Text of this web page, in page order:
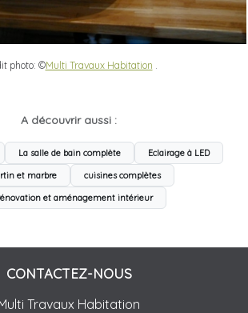
photo: ©Multi Travaux Habitation .
A découvrir aussi :
La salle de bain complète
Eclairage à LED
et marbre
cuisines complètes
et aménagement intérieur
CONTACTEZ-NOUS
Travaux Habitation